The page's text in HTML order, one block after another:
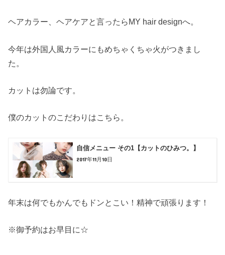
ヘアカラー、ヘアケアと言ったらMY hair designへ。
今年は外国人風カラーにもめちゃくちゃ火がつきまし
た。
カットは勿論です。
僕のカットのこだわりはこちら。
自信メニュー その1【カットのひみつ。】
2017年11月10日
年末は何でもかんでもドンとこい！精神で頑張ります！
※御予約はお早目に☆